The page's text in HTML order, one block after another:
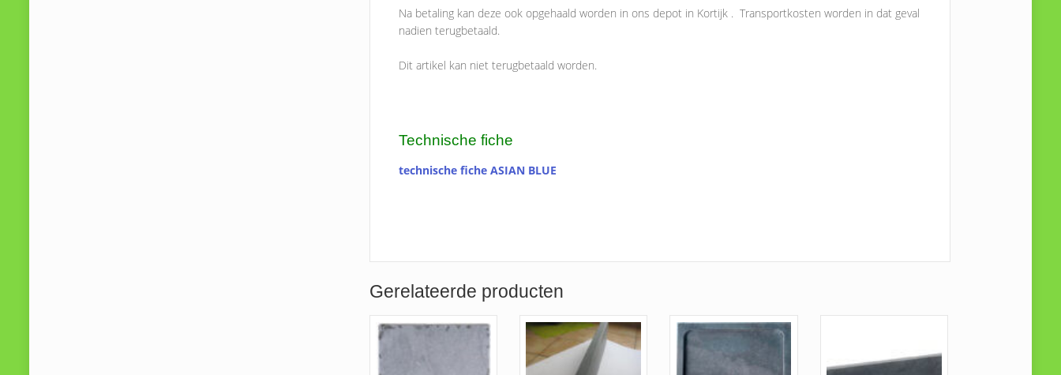
Na betaling kan deze ook opgehaald worden in ons depot in Kortijk . Transportkosten worden in dat geval
nadien terugbetaald.
Dit artikel kan niet terugbetaald worden.
Technische fiche
technische fiche ASIAN BLUE
Gerelateerde producten